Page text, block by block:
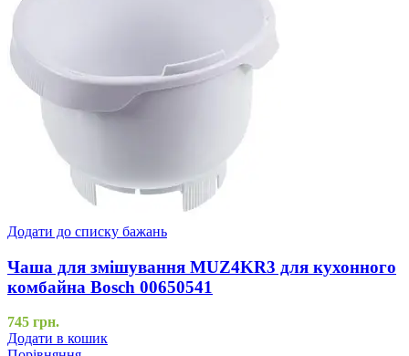
Додати до списку бажань
Чаша для змішування MUZ4KR3 для кухонного
комбайна Bosch 00650541
745 грн.
Додати в кошик